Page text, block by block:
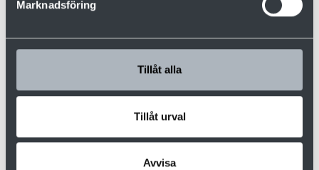
Marknadsföring
Tillåt alla
Tillåt urval
Avvisa